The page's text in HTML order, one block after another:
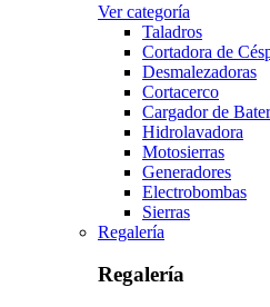
Ver categoría
Taladros
Cortadora de
Desmalezadoras
Cortacerco
Cargador de
Hidrolavadora
Motosierras
Generadores
Electrobombas
Sierras
Regalería
Regalería